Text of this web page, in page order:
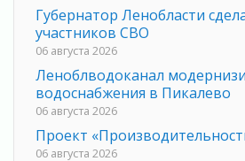
Губернатор Ленобласти
участников СВО
06 августа 2026
Леноблводоканал
водоснабжения в Пикалево
06 августа 2026
Проект
06 августа 2026